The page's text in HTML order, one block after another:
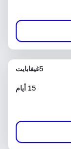
5غيغابايت
15 أيام